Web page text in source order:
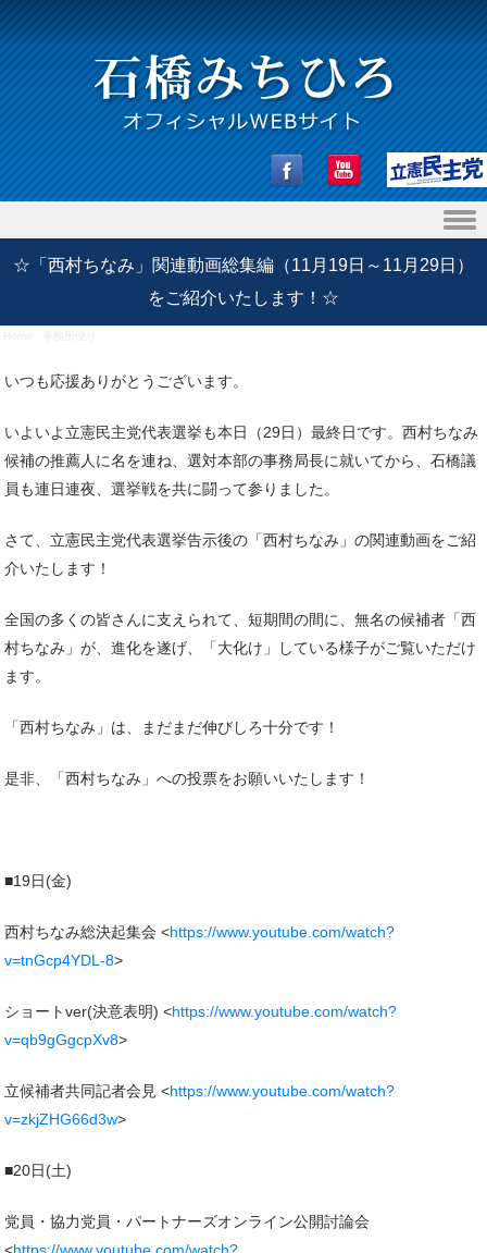
Skip to content
☆「西村ちなみ」関連動画総集編（11月19日～11月29日）
をご紹介いたします！☆
いつも応援ありがとうございます。
いよいよ立憲民主党代表選挙も本日（29日）最終日です。西村ちなみ
候補の推薦人に名を連ね、選対本部の事務局長に就いてから、石橋議
員も連日連夜、選挙戦を共に闘って参りました。
さて、立憲民主党代表選挙告示後の「西村ちなみ」の関連動画をご紹
介いたします！
全国の多くの皆さんに支えられて、短期間の間に、無名の候補者「西
村ちなみ」が、進化を遂げ、「大化け」している様子がご覧いただけ
ます。
「西村ちなみ」は、まだまだ伸びしろ十分です！
是非、「西村ちなみ」への投票をお願いいたします！
■19日(金)
西村ちなみ総決起集会 <https://www.youtube.com/watch?
v=tnGcp4YDL-8>
ショートver(決意表明) <https://www.youtube.com/watch?
v=qb9gGgcpXv8>
立候補者共同記者会見 <https://www.youtube.com/watch?
v=zkjZHG66d3w>
■20日(土)
党員・協力党員・パートナーズオンライン公開討論会
<https://www.youtube.com/watch?